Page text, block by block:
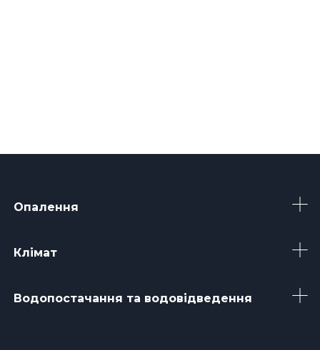
Опалення
Клімат
Водопостачання та водовідведення